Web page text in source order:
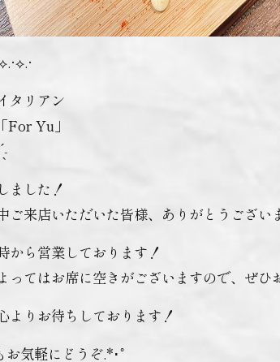
タリアン
Yu」
ました！
ご来店いただいた皆様、ありがとうござい
から営業しております！
ってはお席に空きがございますので、ぜひ
よりお待ちしております！
気軽にどうぞ.*･ﾟ